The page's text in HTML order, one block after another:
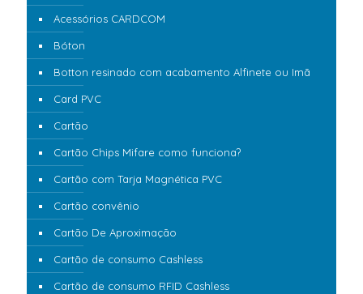
Acessórios CARDCOM
Bóton
Botton resinado com acabamento Alfinete ou Imã
Card PVC
Cartão
Cartão Chips Mifare como funciona?
Cartão com Tarja Magnética PVC
Cartão convênio
Cartão De Aproximação
Cartão de consumo Cashless
Cartão de consumo RFID Cashless